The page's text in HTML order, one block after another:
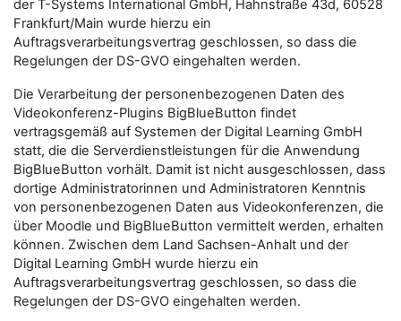
der T-Systems International GmbH, Hahnstraße 43d, 60528
Frankfurt/Main wurde hierzu ein
Auftragsverarbeitungsvertrag geschlossen, so dass die
Regelungen der DS-GVO eingehalten werden.
Die Verarbeitung der personenbezogenen Daten des
Videokonferenz-Plugins BigBlueButton findet
vertragsgemäß auf Systemen der Digital Learning GmbH
statt, die die Serverdienstleistungen für die Anwendung
BigBlueButton vorhält. Damit ist nicht ausgeschlossen, dass
dortige Administratorinnen und Administratoren Kenntnis
von personenbezogenen Daten aus Videokonferenzen, die
über Moodle und BigBlueButton vermittelt werden, erhalten
können. Zwischen dem Land Sachsen-Anhalt und der
Digital Learning GmbH wurde hierzu ein
Auftragsverarbeitungsvertrag geschlossen, so dass die
Regelungen der DS-GVO eingehalten werden.